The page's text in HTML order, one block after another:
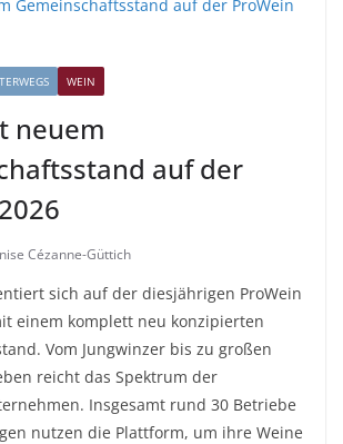
WEIN
neuem
auf der
Cézanne-Güttich
sich auf der diesjährigen ProWein
einem komplett neu konzipierten
Vom Jungwinzer bis zu großen
reicht das Spektrum der
Insgesamt rund 30 Betriebe
nutzen die Plattform, um ihre Weine